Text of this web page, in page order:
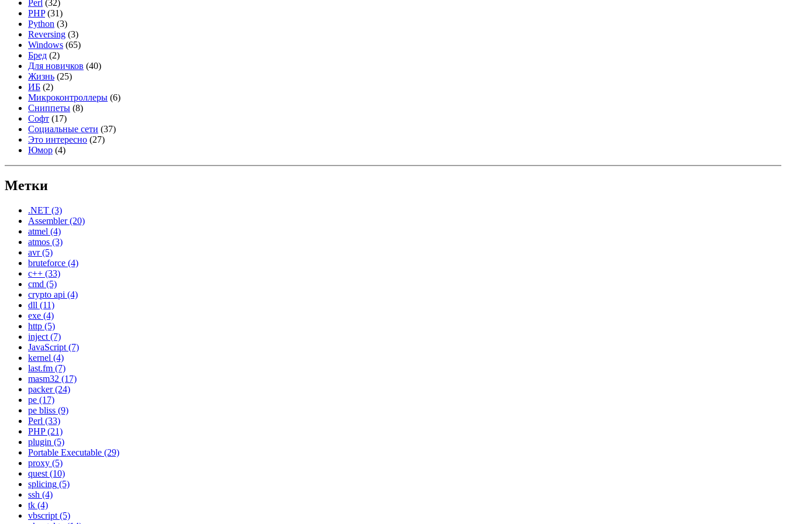
Perl (32)
PHP(31)
Python (3)
Reversing (3)
Windows (65)
Бред (2)
Для новичков (40)
Жизнь (25)
ИБ (2)
Микроконтроллеры (6)
Сниппеты (8)
Софт (17)
Социальные сети (37)
Это интересно (27)
Юмор (4)
Метки
.NET (3)
Assembler(20)
atmel (4)
atmos (3)
avr(5)
bruteforce (4)
c++ (33)
cmd (5)
crypto api (4)
dll (11)
exe (4)
http (5)
inject (7)
JavaScript (7)
kernel (4)
last.fm (7)
masm32 (17)
packer(24)
pe (17)
pe bliss (9)
Perl (33)
PHP(21)
plugin (5)
Portable Executable (29)
proxy (5)
quest (10)
splicing (5)
ssh (4)
tk (4)
vbscript (5)